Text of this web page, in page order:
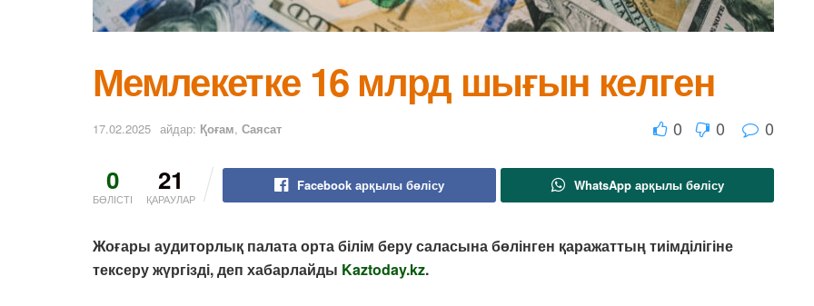
Мемлекетке 16 млрд шығын келген
17.02.2025 айдар: Қоғам, Саясат 0 0 0
0
БӨЛІСТІ
21
ҚАРАУЛАР
Facebook арқылы бөлісу WhatsApp арқылы бөлісу
Жоғары аудиторлық палата орта білім беру саласына бөлінген қаражаттың тиімділігіне
тексеру жүргізді, деп хабарлайды Kaztoday.kz.